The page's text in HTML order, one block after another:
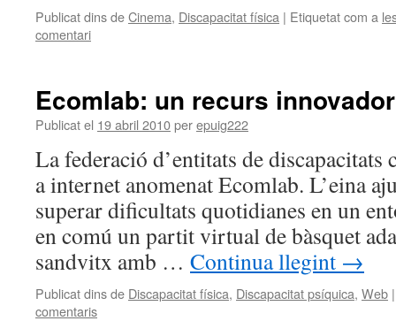
Publicat dins deCinema, Discapacitat física | Etiquetat com a
comentari
Ecomlab: un recurs innovador
Publicat el 19 abril 2010perepuig222
La federació d’entitats de discapacitats
a internet anomenat Ecomlab. L’eina
superar dificultats quotidianes en un
en comú un partit virtual de bàsquet
sandvitx amb … Continua llegint →
Publicat dins de Discapacitat física, Discapacitat psíquica, Web |
comentaris